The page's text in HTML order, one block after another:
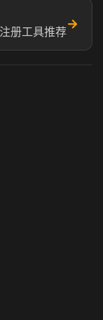
册工具推荐
→